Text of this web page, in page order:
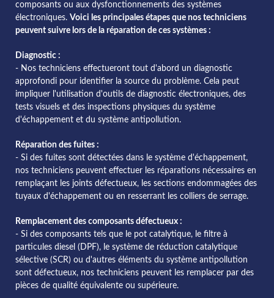
composants ou aux dysfonctionnements des systèmes
électroniques. Voici les principales étapes que nos techniciens
peuvent suivre lors de la réparation de ces systèmes :
Diagnostic :
- Nos techniciens effectueront tout d'abord un diagnostic
approfondi pour identifier la source du problème. Cela peut
impliquer l'utilisation d'outils de diagnostic électroniques, des
tests visuels et des inspections physiques du système
d'échappement et du système antipollution.
Réparation des fuites :
- Si des fuites sont détectées dans le système d'échappement,
nos techniciens peuvent effectuer les réparations nécessaires en
remplaçant les joints défectueux, les sections endommagées des
tuyaux d'échappement ou en resserrant les colliers de serrage.
Remplacement des composants défectueux :
- Si des composants tels que le pot catalytique, le filtre à
particules diesel (DPF), le système de réduction catalytique
sélective (SCR) ou d'autres éléments du système antipollution
sont défectueux, nos techniciens peuvent les remplacer par des
pièces de qualité équivalente ou supérieure.